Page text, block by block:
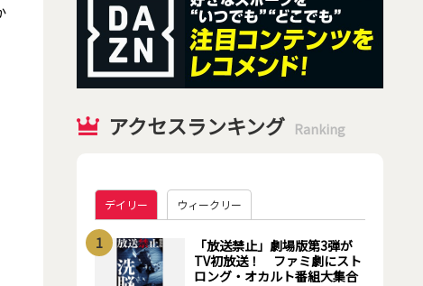
アクセスランキング Ranking
デイリー ウィークリー
1
「放送禁止」劇場版第3弾が
TV初放送！ ファミ劇にスト
ロング・オカルト番組大集合